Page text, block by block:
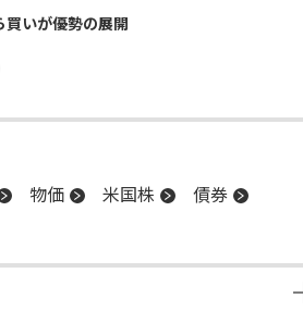
いが優勢の展開
物価 米国株
債券